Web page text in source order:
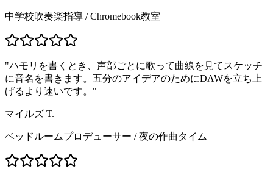
中学校吹奏楽指導 /Chromebook教室
"ハモリを書くとき、声部ごとに歌って曲線を見てスケッチ
に音名を書きます。五分のアイデアのためにDAWを立ち上
げるより速いです。 "
マイルズ T.
ベッドルームプロデューサー /夜の作曲タイム